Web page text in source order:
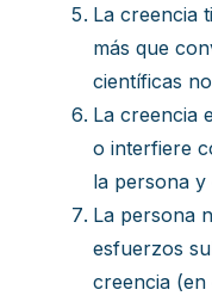
La creencia
más que
científicas
La creencia
o interfiere
la persona
La persona
esfuerzos
creencia